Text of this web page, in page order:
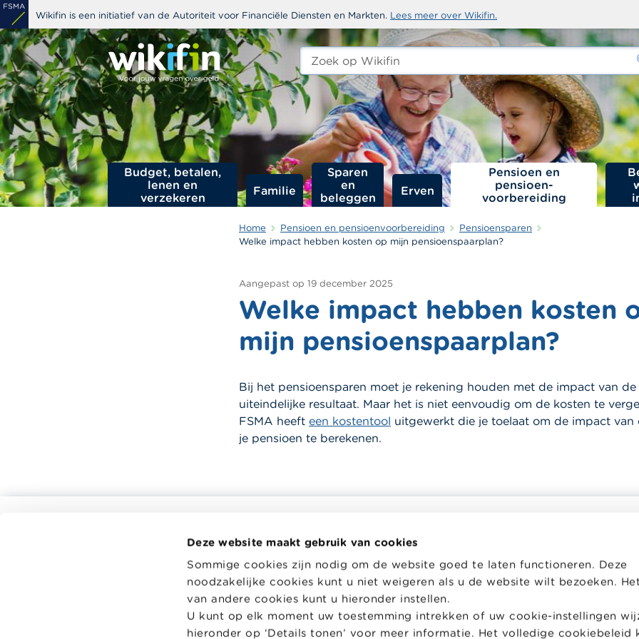
Deze website maakt gebruik van cookies
Sommige cookies zijn nodig om de website goed te laten functioneren. Deze
noodzakelijke cookies kunt u niet weigeren als u de website wilt bezoeken.
van andere cookies kunt u hieronder instellen.
U kunt op elk moment uw toestemming intrekken of uw cookie-instellingen
hieronder op ‘Details tonen’ voor meer informatie. Het volledige cookiebeleid
Overslaan
en
naar
de
inhoud
gaan
Wikifin is een initiatief van de Autoriteit voor Financiële Diensten en Markten. Lees meer over Wikifin.
Zoeken
edit-
Budget, betalen,
lenen en
verzekeren
Familie
Sparen
en
beleggen
Erven
Pensioen en
pensioen­
voorbereiding
Home Pensioen en pensioenvoorbereiding
Pensioensparen
Welke impact hebben kosten op mijn pensioenspaarplan?
Aangepast op 19 december 2025
Welke impact hebben kosten
mijn pensioenspaarplan?
Bij het pensioensparen moet je rekening houden met de impact van
uiteindelijke resultaat. Maar het is niet eenvoudig om de kosten te
FSMA heeft een kostentool uitgewerkt die je toelaat om de impact van
je pensioen te berekenen.
Budget, betalen, lenen en verzekeren
Pensioen en pensioenvoorbereiding
Wikifin.be helpt je bij financiële
beslissingen. Ze stelt gratis betrouwbare
en handige informatie ter beschikking,
onafhankelijk van private financiële
spelers.
Lees meer over Wikifin
pedagogisch lesmateriaal en
aan leerkrachten om hen te
Naar Wikifin School